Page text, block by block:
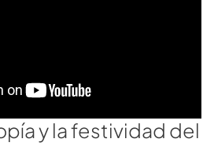
y la festividad del